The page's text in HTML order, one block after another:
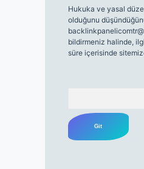
Hukuka ve yasal
olduğunu
bildirmeniz halinde,
süre içerisinde